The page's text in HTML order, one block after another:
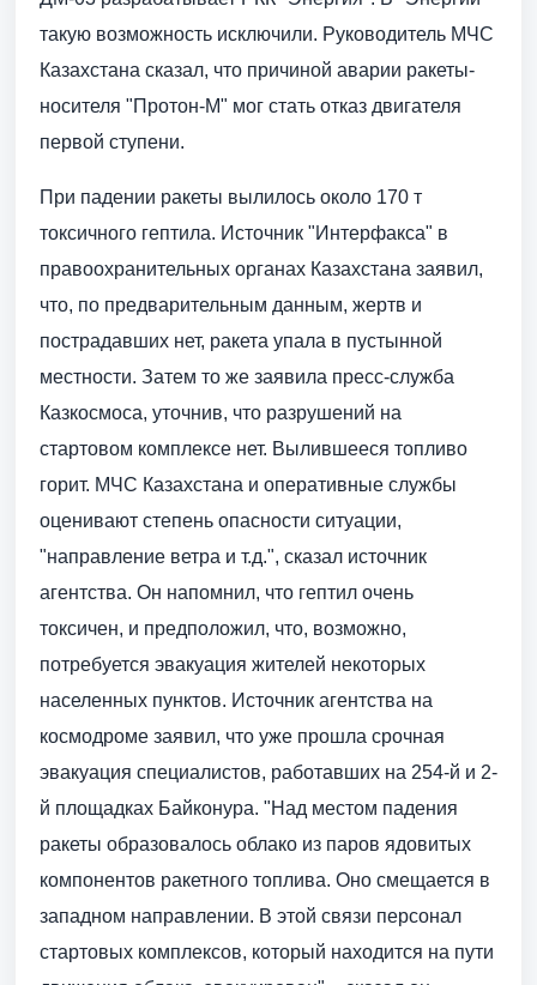
такую возможность исключили. Руководитель МЧС
Казахстана сказал, что причиной аварии ракеты-
носителя "Протон-М" мог стать отказ двигателя
первой ступени.
При падении ракеты вылилось около 170 т
токсичного гептила. Источник "Интерфакса" в
правоохранительных органах Казахстана заявил,
что, по предварительным данным, жертв и
пострадавших нет, ракета упала в пустынной
местности. Затем то же заявила пресс-служба
Казкосмоса, уточнив, что разрушений на
стартовом комплексе нет. Вылившееся топливо
горит. МЧС Казахстана и оперативные службы
оценивают степень опасности ситуации,
"направление ветра и т.д.", сказал источник
агентства. Он напомнил, что гептил очень
токсичен, и предположил, что, возможно,
потребуется эвакуация жителей некоторых
населенных пунктов. Источник агентства на
космодроме заявил, что уже прошла срочная
эвакуация специалистов, работавших на 254-й и 2-
й площадках Байконура. "Над местом падения
ракеты образовалось облако из паров ядовитых
компонентов ракетного топлива. Оно смещается в
западном направлении. В этой связи персонал
стартовых комплексов, который находится на пути